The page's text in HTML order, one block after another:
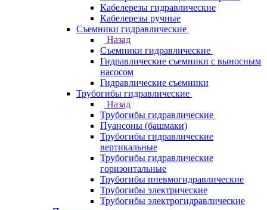
Кабелерезы гидравлические
Кабелерезы ручные
Съемники гидравлические
Назад
Съемники гидравлические
Гидравлические cъемники с выносным
насосом
Гидравлические съемники
Трубогибы гидравлические
Назад
Трубогибы гидравлические
Пуансоны (башмаки)
Трубогибы гидравлические
вертикальные
Трубогибы гидравлические
горизонтальные
Трубогибы пневмогидравлические
Трубогибы электрические
Трубогибы электрогидравлические